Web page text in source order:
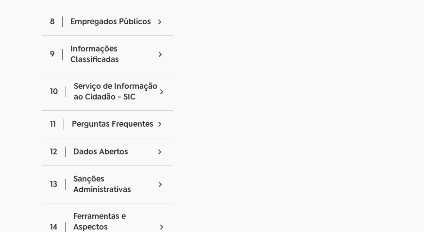
8 Empregados Públicos
9
Informações
Classificadas
10
Serviço de Informação
ao Cidadão - SIC
11 Perguntas Frequentes
12 Dados Abertos
13
Sanções
Administrativas
14
Ferramentas e
Aspectos